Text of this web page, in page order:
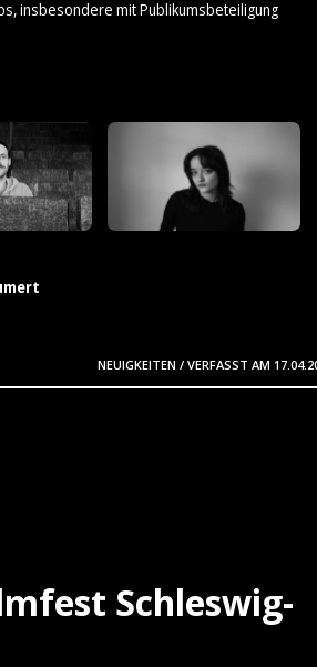
insbesondere mit Publikumsbeteiligung
NEUIGKEITEN / VERFASST AM
Schleswig-